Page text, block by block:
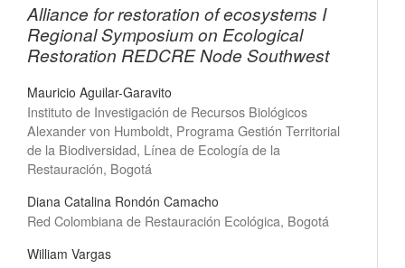
Alliance for restoration of ecosystems I
Regional Symposium on Ecological
Restoration REDCRE Node Southwest
Mauricio Aguilar-Garavito
Instituto de Investigación de Recursos Biológicos
Alexander von Humboldt, Programa Gestión Territorial
de la Biodiversidad, Línea de Ecología de la
Restauración, Bogotá
Diana Catalina Rondón Camacho
Red Colombiana de Restauración Ecológica, Bogotá
William Vargas